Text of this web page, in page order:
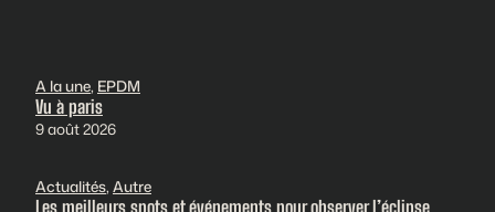
A la une, EPDM
Vu à paris
9 août 2026
Actualités, Autre
Les meilleurs spots et événements pour observer l’éclipse